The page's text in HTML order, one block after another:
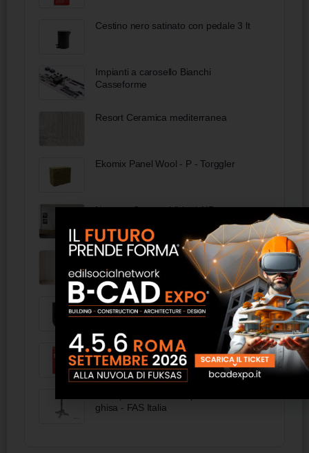
Cestino nero satinato con pedale 3 lt
Impianti a carosello Bianchi
Casseforme
Resort Ceramica mediterranea
Ekomix Panel Wool - P - Torggler
Natura - Gamma Visioni AIP
Leonardo
Frigobar M27 termoelettrico porta in
vetro
Rinzaffo - Torggler
ghisa - FAS Italia